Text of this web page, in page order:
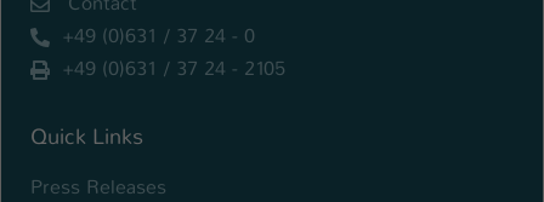
+49 (0)631 / 37 24 - 0
+49 (0)631 / 37 24 - 2105
Quick Links
Press Releases